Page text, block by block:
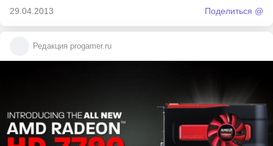
29.04.2013 Поделиться @
Редакция progamer.ru